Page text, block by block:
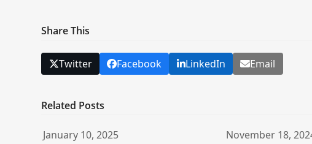
Share This
Twitter Facebook LinkedIn Email
Related Posts
January 10, 2025 November 18,